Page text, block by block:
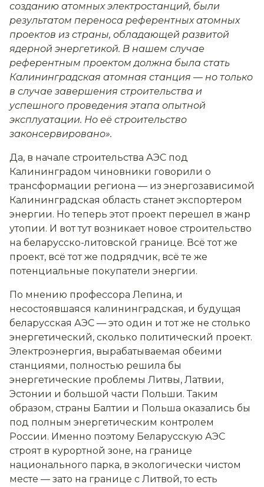
созданию атомных электростанций, были
результатом переноса референтных атомных
проектов из страны, обладающей развитой
ядерной энергетикой. В нашем случае
референтным проектом должна была стать
Калининградская атомная станция — но только
в случае завершения строительства и
успешного проведения этапа опытной
эксплуатации. Но её строительство
законсервировано».
Да, в начале строительства АЭС под
Калининградом чиновники говорили о
трансформации региона — из энергозависимой
Калининградская область станет экспортером
энергии. Но теперь этот проект перешел в жанр
утопии. И вот тут возникает новое строительство
на беларусско-литовской границе. Всё тот же
проект, всё тот же подрядчик, всё те же
потенциальные покупатели энергии.
По мнению профессора Лепина, и
несостоявшаяся калининградская, и будущая
беларусская АЭС — это один и тот же не столько
энергетический, сколько политический проект.
Электроэнергия, вырабатываемая обеими
станциями, полностью решила бы
энергетические проблемы Литвы, Латвии,
Эстонии и большой части Польши. Таким
образом, страны Балтии и Польша оказались бы
под полным энергетическим контролем
России. Именно поэтому Беларусскую АЭС
строят в курортной зоне, на границе
национального парка, в экологически чистом
месте — зато на границе с Литвой, то есть